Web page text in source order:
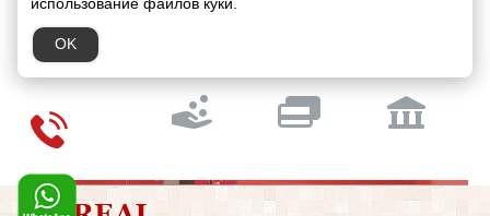
В регионы:
Транспортной компанией 1-2 рабочих дня
Способы оплаты:
OK